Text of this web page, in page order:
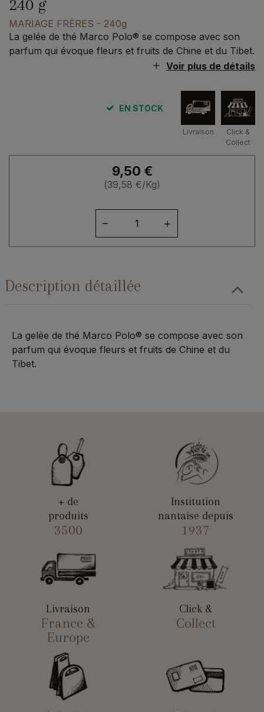
240 g
MARIAGE FRÈRES - 240g
La gelée de thé Marco Polo® se compose avec son
parfum qui évoque fleurs et fruits de Chine et du Tibet.
Voir plus de détails
EN STOCK
Livraison
Click &
Collect
9,50 €
(39,58 €/Kg)
Gelée
thé
-
Description détaillée
La gelée de thé Marco Polo® se compose avec son
parfum qui évoque fleurs et fruits de Chine et du
Tibet.
+ de
produits
3500
Institution
nantaise depuis
1937
Livraison
France &
Europe
Click &
Collect